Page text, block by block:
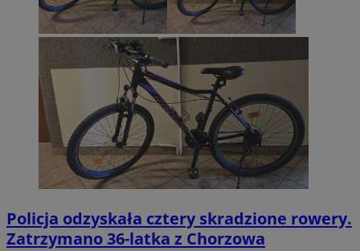
Policja odzyskała cztery skradzione rowery.
Zatrzymano 36-latka z Chorzowa